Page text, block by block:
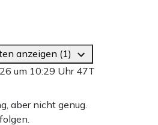
anzeigen (1)
um 10:29 Uhr 47T
aber nicht genug.